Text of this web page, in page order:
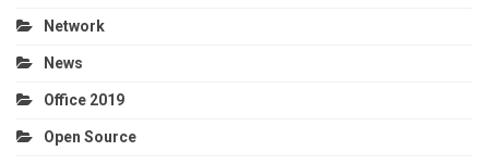
Network
News
Office 2019
Open Source